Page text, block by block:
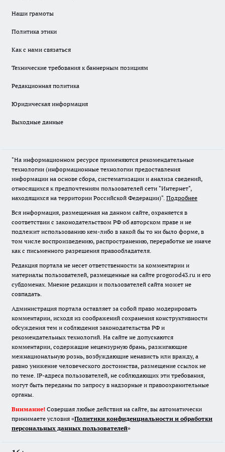
Наши грамоты
Политика этики
Как с нами связаться
Технические требования к баннерным позициям
Редакционная политика
Юридическая информация
Выходные данные
"На информационном ресурсе применяются рекомендательные
технологии (информационные технологии предоставления
информации на основе сбора, систематизации и анализа сведений,
относящихся к предпочтениям пользователей сети "Интернет",
находящихся на территории Российской Федерации)". Подробнее
Вся информация, размещенная на данном сайте, охраняется в
соответствии с законодательством РФ об авторском праве и не
подлежит использованию кем-либо в какой бы то ни было форме, в
том числе воспроизведению, распространению, переработке не иначе
как с письменного разрешения правообладателя.
Редакция портала не несет ответственности за комментарии и
материалы пользователей, размещенные на сайте progorod43.ru и его
субдоменах. Мнение редакции и пользователей сайта может не
совпадать.
Администрация портала оставляет за собой право модерировать
комментарии, исходя из соображений сохранения конструктивности
обсуждения тем и соблюдения законодательства РФ и
рекомендательных технологий. На сайте не допускаются
комментарии, содержащие нецензурную брань, разжигающие
межнациональную рознь, возбуждающие ненависть или вражду, а
равно унижение человеческого достоинства, размещение ссылок не
по теме. IP-адреса пользователей, не соблюдающих эти требования,
могут быть переданы по запросу в надзорные и правоохранительные
органы.
Внимание! Совершая любые действия на сайте, вы автоматически
принимаете условия «Политики конфиденциальности и обработки
персональных данных пользователей»